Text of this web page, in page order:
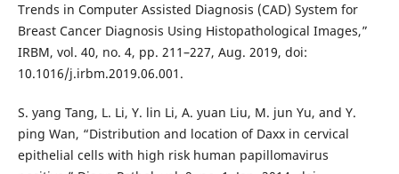
Trends in Computer Assisted Diagnosis (CAD) System for
Breast Cancer Diagnosis Using Histopathological Images,”
IRBM, vol. 40, no. 4, pp. 211–227, Aug. 2019, doi:
10.1016/j.irbm.2019.06.001.
S. yang Tang, L. Li, Y. lin Li, A. yuan Liu, M. jun Yu, and Y.
ping Wan, “Distribution and location of Daxx in cervical
epithelial cells with high risk human papillomavirus